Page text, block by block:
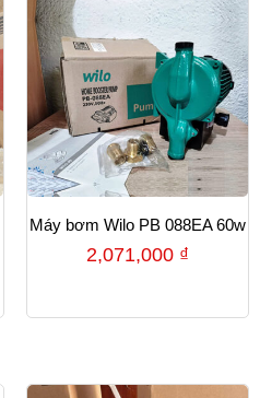
Máy bơm Wilo PB 088EA 60w
2,071,000 ₫